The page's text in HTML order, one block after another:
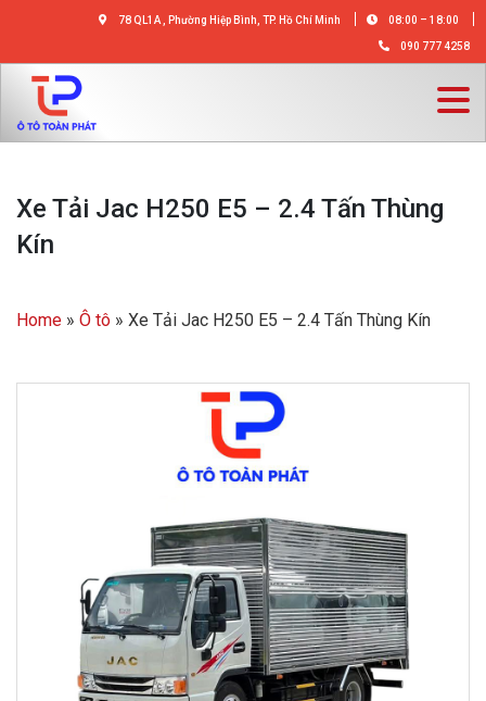
78 QL1A , Phường Hiệp Bình, TP. Hồ Chí Minh 08:00 – 18:00
090 777 4258
Xe Tải Jac H250 E5 – 2.4 Tấn Thùng
Kín
Home » Ô tô » Xe Tải Jac H250 E5 – 2.4 Tấn Thùng Kín